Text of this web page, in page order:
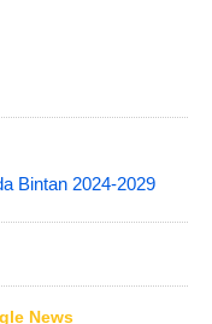
Bintan 2024-2029
News